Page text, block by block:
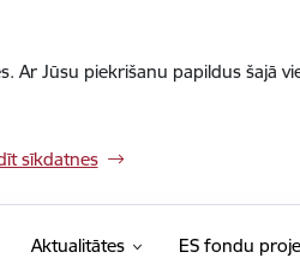
Ar Jūsu piekrišanu papildus šajā
sīkdatnes
Aktualitātes ES fondu